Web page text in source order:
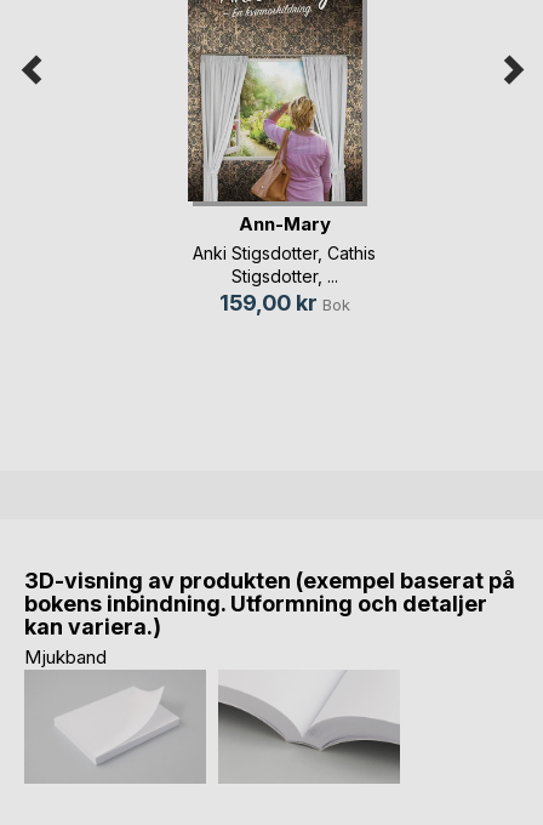
Ann-Mary
Anki Stigsdotter, Cathis
Stigsdotter, ...
159,00 kr Bok
3D-visning av produkten (exempel baserat på
bokens inbindning. Utformning och detaljer
kan variera.)
Mjukband